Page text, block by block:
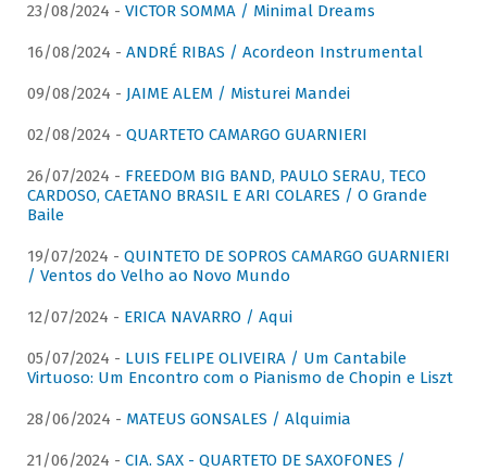
23/08/2024 - VICTOR SOMMA / Minimal Dreams
16/08/2024 - ANDRÉ RIBAS / Acordeon Instrumental
09/08/2024 - JAIME ALEM / Misturei Mandei
02/08/2024 - QUARTETO CAMARGO GUARNIERI
26/07/2024 - FREEDOM BIG BAND, PAULO SERAU, TECO
CARDOSO, CAETANO BRASIL E ARI COLARES / O Grande
Baile
19/07/2024 - QUINTETO DE SOPROS CAMARGO GUARNIERI
/ Ventos do Velho ao Novo Mundo
12/07/2024 - ERICA NAVARRO / Aqui
05/07/2024 - LUIS FELIPE OLIVEIRA / Um Cantabile
Virtuoso: Um Encontro com o Pianismo de Chopin e Liszt
28/06/2024 - MATEUS GONSALES / Alquimia
21/06/2024 - CIA. SAX - QUARTETO DE SAXOFONES /